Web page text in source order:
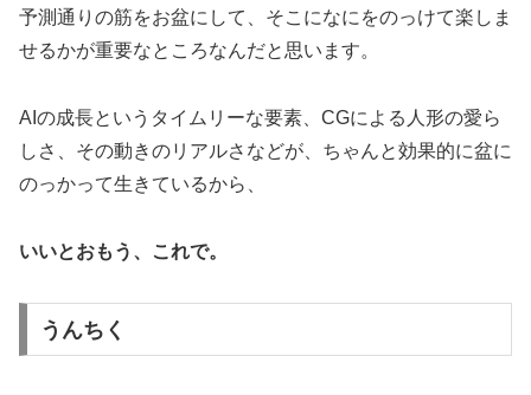
予測通りの筋をお盆にして、そこになにをのっけて楽しま
せるかが重要なところなんだと思います。
AIの成長というタイムリーな要素、CGによる人形の愛ら
しさ、その動きのリアルさなどが、ちゃんと効果的に盆に
のっかって生きているから、
いいとおもう、これで。
うんちく